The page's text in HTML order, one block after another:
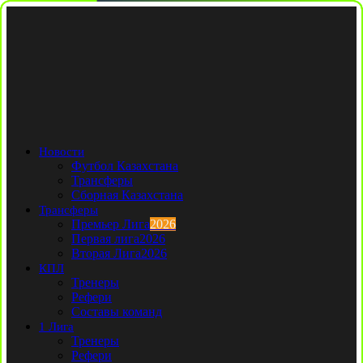
Новости
Футбол Казахстана
Трансферы
Сборная Казахстана
Трансферы
Премьер Лига2026
Первая лига2026
Вторая Лига2026
КПЛ
Тренеры
Рефери
Составы команд
1 Лига
Тренеры
Рефери